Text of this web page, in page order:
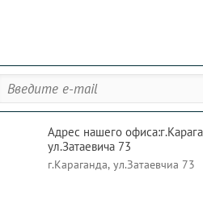
Адрес нашего
ул.Затаевича 73
г.Караганда, ул.Затаевчиа 73